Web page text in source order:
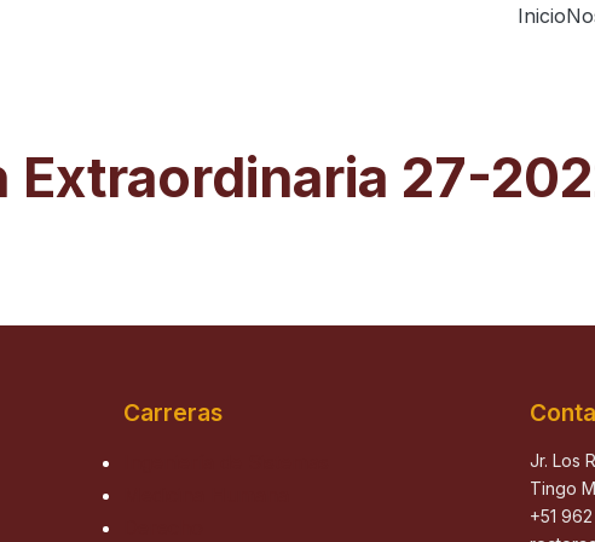
Inicio
Extraordinaria 27-
Carreras
Jr. Los
Tingo
+51